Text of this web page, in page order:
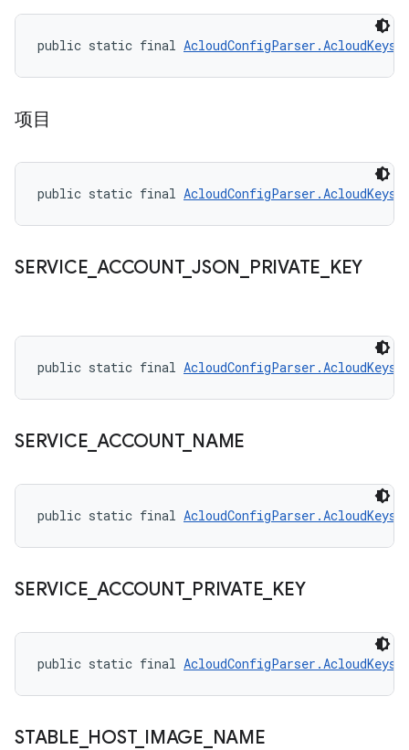
public static final AcloudConfigParser.AcloudKeys
项目
public static final AcloudConfigParser.AcloudKeys
SERVICE ACCOUNT_ JSON PRIVATE KEY
public static final AcloudConfigParser.AcloudKeys
SERVICE ACCOUNT_ NAME
public static final AcloudConfigParser.AcloudKeys
SERVICE ACCOUNT_ PRIVATE KEY
public static final AcloudConfigParser.AcloudKeys
STABLE HOST_ IMAGE NAME